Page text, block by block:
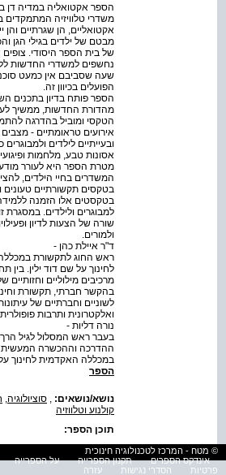
הספר אקטואליה במדיה דן
משדרי טלוויזיה המתמקדים
אקטואליים, הן שגרתיים והן
מבטם של ילדים בגילי הגן
של בית הספר היסודי. צופים
נחשפים למשדרי החדשות ללא
שעה שסביבם אין כמעט
הפועלים בכיוון זה.
הספר פותח בדיון בתכנים
מהדורת החדשות, ממשיך
הטקסי ומוביל בהדרגה
אירועים טראומתיים - מצבים
ובעייתיים לילדים ולמבוגרים
אסונות טבע, מלחמות ופיגועי
מטרת הספר היא לעורר
המשדרים בחיי הילדים, להציע
בטקסים תקשורתיים טעונים
בטקסטים אלו הזמנה
למבוגרים ולילדים. במסגרת
שורה של הצעות לדיון
ולמורים.
ד"ר איילת כהן -
ראש החוג לתקשורת
לחינוך על שם דוד ילין. בין
מרכיבים מילוליים וחזותיים
בהקשר חברתי, תקשורת
לשוניים וחברתיים של
ואלקטרונית ותרבות פופולרית.
נורה דליות -
בעבר ראש המסלול לגיל
ההדרכה וההכשרה המעשית
במכללה האקדמית לחינוך על
הספר
נושא/נושאים: סוציולוגיה
קולנוע וטלווזיה
תוכן הספר:
ילדים בגיל הרך
© מטח - המרכז לטכנולוגיה חינוכית
אינדקס הספרים
תקנון הספרייה על הספרייה
פרטיות
הסדרי נגישות עזרה